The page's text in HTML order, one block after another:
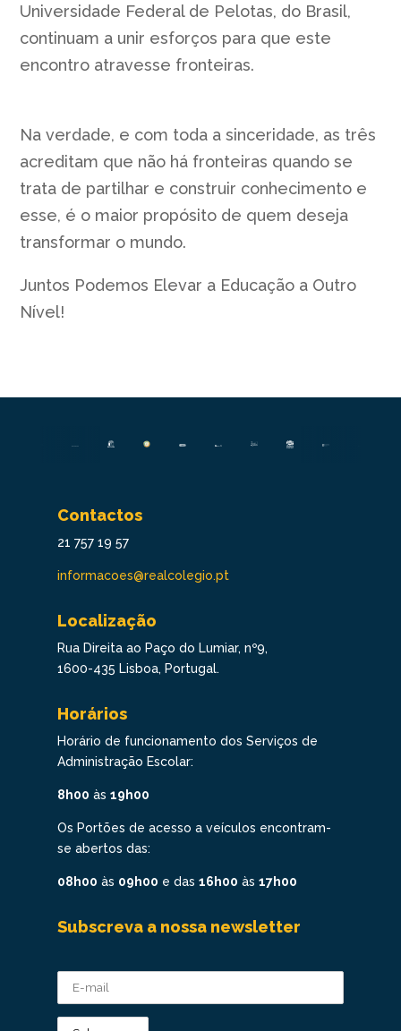
Universidade Federal de Pelotas, do Brasil,
continuam a unir esforços para que este
encontro atravesse fronteiras.
Na verdade, e com toda a sinceridade, as três
acreditam que não há fronteiras quando se
trata de partilhar e construir conhecimento e
esse, é o maior propósito de quem deseja
transformar o mundo.
Juntos Podemos Elevar a Educação a Outro
Nível!
Contactos
21 757 19 57
informacoes@realcolegio.pt
Localização
Rua Direita ao Paço do Lumiar, nº9,
1600-435 Lisboa, Portugal.
Horários
Horário de funcionamento dos Serviços de
Administração Escolar:
8h00 às 19h00
Os Portões de acesso a veículos encontram-
se abertos das:
08h00 às 09h00 e das 16h00 às 17h00
Subscreva a nossa newsletter